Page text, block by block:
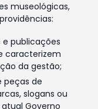
museológicas,
publicações
caracterizem
da gestão;
peças de
slogans ou
Governo